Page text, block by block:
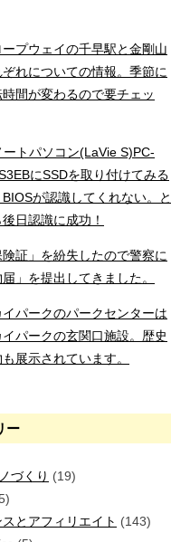
プウェイの千早駅と金剛山
れについての情報。季節に
時間が変わるので要チェッ
ートパソコン(LaVie S)PC-
にSSDを取り付けてみる
BIOSが認識してくれない。と
日認識に成功！
険証」を紛失したので警察に
届」を提出してきました。
パークのパークセンターは
パークの玄関口施設。歴史
展示されています。
ー
づくり (19)
とアフィリエイト (143)